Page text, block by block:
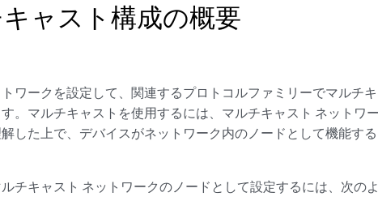
ャスト構成の概要
ワークを設定して、関連するプロトコルファミリーでマルチ
。マルチキャストを使用するには、マルチキャスト ネットワ
した上で、デバイスがネットワーク内のノードとして機能す
チキャスト ネットワークのノードとして設定するには、次のよ